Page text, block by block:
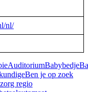
nl/
AuditoriumBabybedje
Ben je op zoek
regio